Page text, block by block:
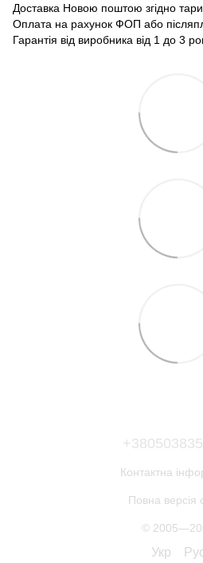
Доставка Новою поштою згідно
Оплата на рахунок ФОП або
Гарантія від виробника від 1 до 3
Контактна
Повна версія
©
Укр